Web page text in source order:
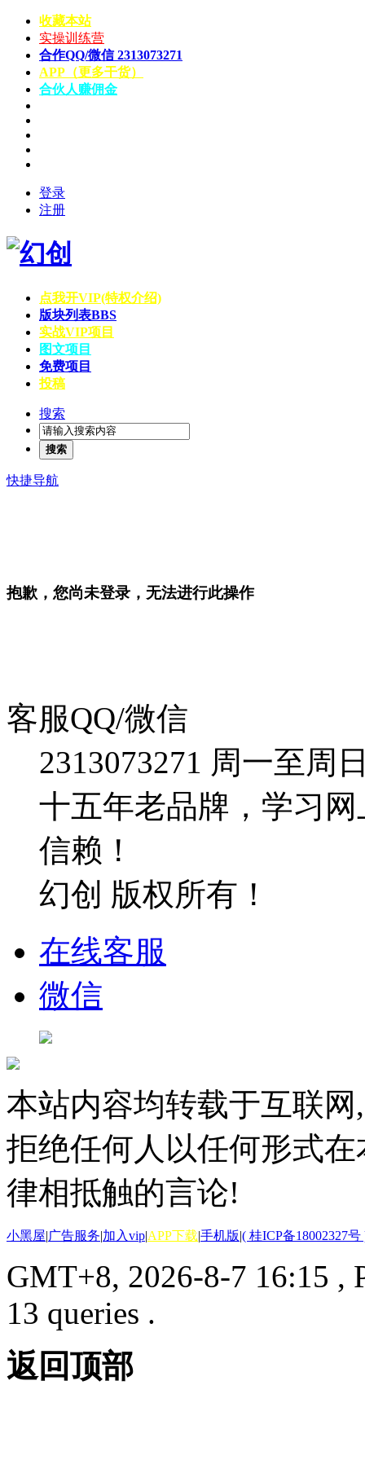
收藏本站
实操训练营
合作QQ/微信 2313073271
APP（更多干货）
合伙人赚佣金
登录
注册
点我开VIP(特权介绍)
版块列表BBS
实战VIP项目
图文项目
免费项目
投稿
搜索
搜索
快捷导航
抱歉，您尚未登录，无法进行此操作
客服QQ/微信
2313073271 周一至周
十五年老品牌，学习
信赖！
幻创 版权所有！
在线客服
微信
本站内容均转载于互联
拒绝任何人以任何形式
律相抵触的言论!
小黑屋|广告服务|加入vip|APP下载|手机版|( 桂ICP备18002327号
GMT+8, 2026-8-7 16:15 ,
13 queries .
返回顶部